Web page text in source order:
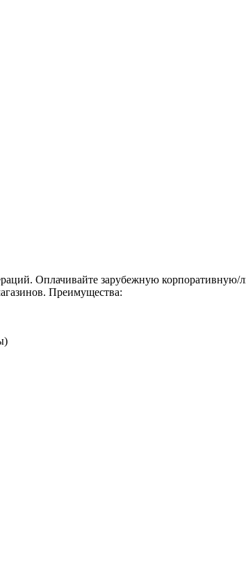
Оплачивайте зарубежную корпоративную/
Преимущества: